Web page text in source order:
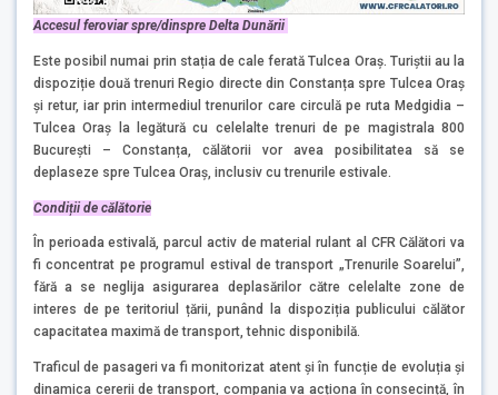
Accesul feroviar spre/dinspre Delta Dunării
Este posibil numai prin stația de cale ferată Tulcea Oraș. Turiștii au la
dispoziție două trenuri Regio directe din Constanța spre Tulcea Oraș
și retur, iar prin intermediul trenurilor care circulă pe ruta Medgidia –
Tulcea Oraș la legătură cu celelalte trenuri de pe magistrala 800
București – Constanța, călătorii vor avea posibilitatea să se
deplaseze spre Tulcea Oraș, inclusiv cu trenurile estivale.
Condiții de călătorie
În perioada estivală, parcul activ de material rulant al CFR Călători va
fi concentrat pe programul estival de transport „Trenurile Soarelui”,
fără a se neglija asigurarea deplasărilor către celelalte zone de
interes de pe teritoriul țării, punând la dispoziția publicului călător
capacitatea maximă de transport, tehnic disponibilă.
Traficul de pasageri va fi monitorizat atent și în funcție de evoluția și
dinamica cererii de transport, compania va acționa în consecință, în